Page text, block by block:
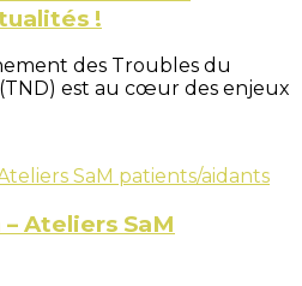
!
des Troubles du
est au cœur des enjeux
Ateliers SaM